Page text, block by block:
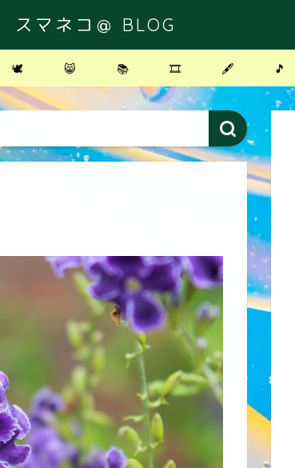
スマネコ＠ BLOG
🕊 😸 📚 🎞 🖋 🎵